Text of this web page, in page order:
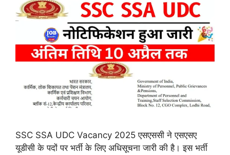
SSC SSA UDC Vacancy 2025 एसएससी ने एसएसए
यूडीसी के पदों पर भर्ती के लिए अधिसूचना जारी की है। इस भर्ती